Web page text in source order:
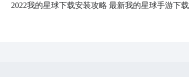
寻找可以获...
2022我的星球下载安装攻略 最新我的星球手游下载